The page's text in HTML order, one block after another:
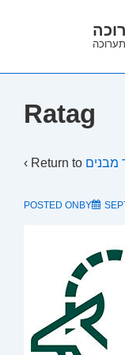
Main
Ratag
‹ Return to
POSTED ONBY